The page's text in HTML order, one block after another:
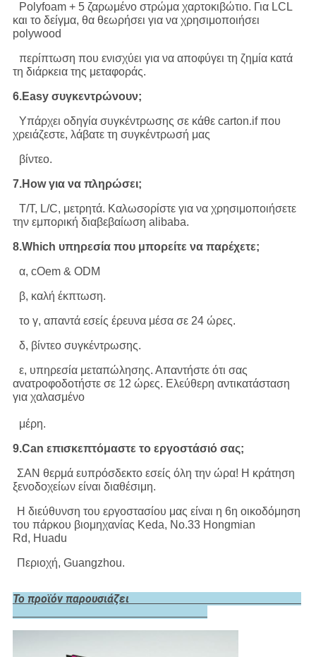
Polyfoam + 5 ζαρωμένο στρώμα χαρτοκιβώτιο. Για LCL
και το δείγμα, θα θεωρήσει για να χρησιμοποιήσει
polywood
περίπτωση που ενισχύει για να αποφύγει τη ζημία κατά
τη διάρκεια της μεταφοράς.
6.Easy συγκεντρώνουν;
Υπάρχει οδηγία συγκέντρωσης σε κάθε carton.if που
χρειάζεστε, λάβατε τη συγκέντρωσή μας
βίντεο.
7.How για να πληρώσει;
T/T, L/C, μετρητά. Καλωσορίστε για να χρησιμοποιήσετε
την εμπορική διαβεβαίωση alibaba.
8.Which υπηρεσία που μπορείτε να παρέχετε;
α, cOem & ODM
β, καλή έκπτωση.
το γ, απαντά εσείς έρευνα μέσα σε 24 ώρες.
δ, βίντεο συγκέντρωσης.
ε, υπηρεσία μεταπώλησης. Απαντήστε ότι σας
ανατροφοδοτήστε σε 12 ώρες. Ελεύθερη αντικατάσταση
για χαλασμένο
μέρη.
9.Can επισκεπτόμαστε το εργοστάσιό σας;
ΣΑΝ θερμά ευπρόσδεκτο εσείς όλη την ώρα! Η κράτηση
ξενοδοχείων είναι διαθέσιμη.
Η διεύθυνση του εργοστασίου μας είναι η 6η οικοδόμηση
του πάρκου βιομηχανίας Keda, No.33 Hongmian
Rd, Huadu
Περιοχή, Guangzhou.
Το προϊόν παρουσιάζει